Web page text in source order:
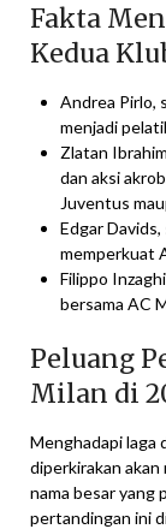
Fakta
Kedua
Andrea Pirlo,
menjadi
Zlatan
dan aksi
Juventus
Edgar
memperkuat
Filippo
bersama AC
Peluang
Milan di
Menghadapi laga
diperkirakan
nama besar yang
pertandingan ini